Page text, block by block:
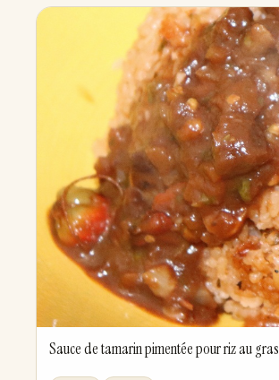
Sauce de tamarin pimentée pour riz au gras